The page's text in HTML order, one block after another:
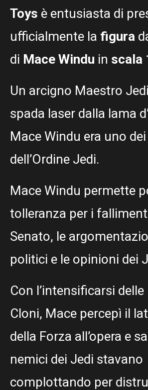
Toys è entusiasta di
ufficialmente la figura
di Mace Windu in scala
Un arcigno Maestro
spada laser dalla lama
Mace Windu era uno
dell’Ordine Jedi.
Mace Windu permette
tolleranza per i
Senato, le
politici e le opinioni dei
Con l’intensificarsi delle
Cloni, Mace percepì il
della Forza all’opera e
nemici dei Jedi stavano
complottando per